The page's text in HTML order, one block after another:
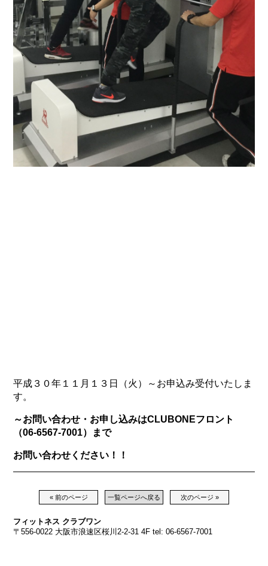
平成３０年１１月１３日（火）～お申込み受付いたしま
す。
～お問い合わせ・お申し込みはCLUBONEフロント
（06-6567-7001）まで
お問い合わせください！！
« 前のページ 一覧ページへ戻る 次のページ »
フィットネス クラブワン
〒556-0022 大阪市浪速区桜川2-2-31 4F tel: 06-6567-7001